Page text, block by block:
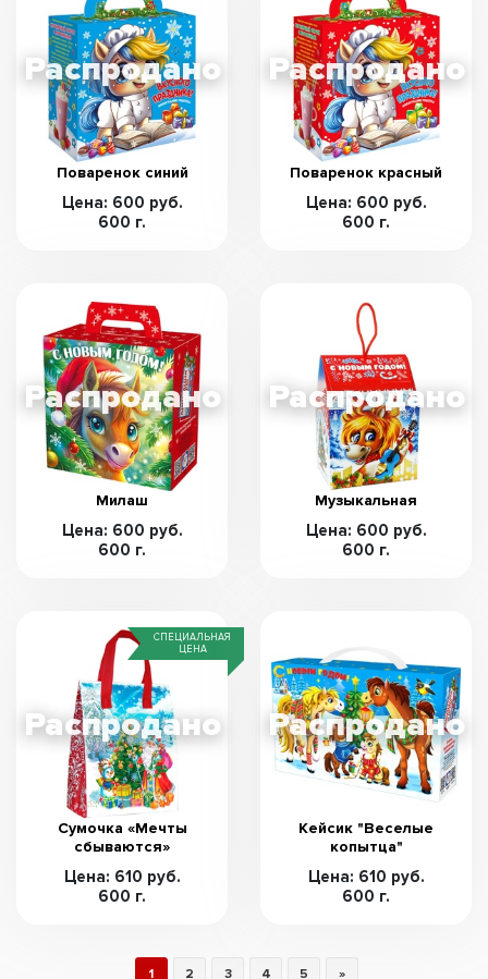
Поваренок синий
Цена: 600 руб.
600 г.
Поваренок красный
Цена: 600 руб.
600 г.
Милаш
Цена: 600 руб.
600 г.
Музыкальная
Цена: 600 руб.
600 г.
СПЕЦИАЛЬНАЯ
ЦЕНА
Сумочка «Мечты
сбываются»
Цена: 610 руб.
600 г.
Кейсик "Веселые
копытца"
Цена: 610 руб.
600 г.
1 2 3 4 5 »